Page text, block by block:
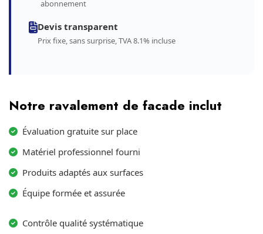
abonnement
Devis transparent
Prix fixe, sans surprise, TVA 8.1% incluse
Notre ravalement de facade inclut
Évaluation gratuite sur place
Matériel professionnel fourni
Produits adaptés aux surfaces
Équipe formée et assurée
Contrôle qualité systématique